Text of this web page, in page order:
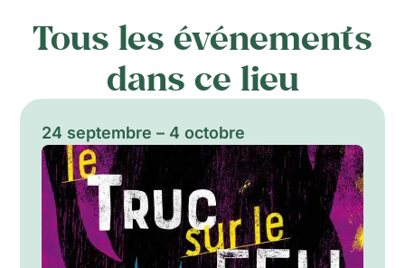
Tous les événements
dans ce lieu
24 septembre – 4 octobre